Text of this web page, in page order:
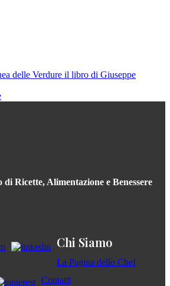
di Ricette, Alimentazione e Benessere
Chi Siamo
La Pagina dello Chef
Contatti